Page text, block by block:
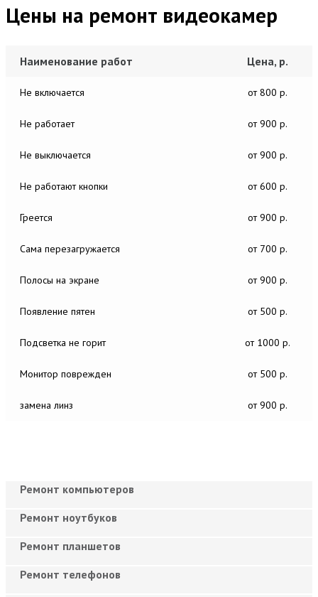
Цены на ремонт видеокамер
Наименование работ Цена, р.
Не включается от 800 р.
Не работает от 900 р.
Не выключается от 900 р.
Не работают кнопки от 600 р.
Греется от 900 р.
Сама перезагружается от 700 р.
Полосы на экране от 900 р.
Появление пятен от 500 р.
Подсветка не горит от 1000 р.
Монитор поврежден от 500 р.
замена линз от 900 р.
Ремонт компьютеров
Ремонт ноутбуков
Ремонт планшетов
Ремонт телефонов